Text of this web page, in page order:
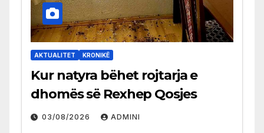
AKTUALITET KRONIKË
Kur natyra bëhet rojtarja e
dhomës së Rexhep Qosjes
03/08/2026 ADMINI